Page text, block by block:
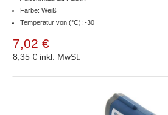
Farbe: Weiß
Temperatur von (°C): -30
7,02 €
8,35 € inkl. MwSt.